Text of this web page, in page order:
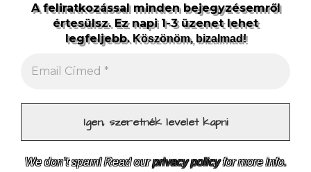
A feliratkozással minden bejegyzésemről
értesülsz. Ez napi 1-3 üzenet lehet
legfeljebb.Köszönöm, bizalmad!
We don’t spam! Read ourprivacy policyfor more info.